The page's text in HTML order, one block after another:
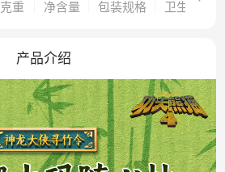
克重
净含量
包装规格
卫生许可
产品介绍